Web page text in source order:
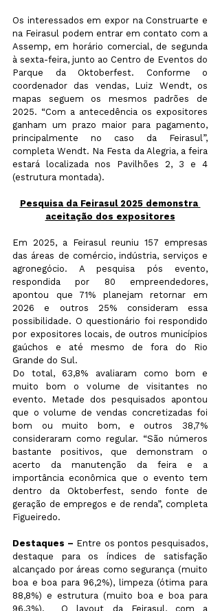
Os interessados em expor na Construarte e
na Feirasul podem entrar em contato com a
Assemp, em horário comercial, de segunda
à sexta-feira, junto ao Centro de Eventos do
Parque da Oktoberfest. Conforme o
coordenador das vendas, Luiz Wendt, os
mapas seguem os mesmos padrões de
2025. “Com a antecedência os expositores
ganham um prazo maior para pagamento,
principalmente no caso da Feirasul”,
completa Wendt. Na Festa da Alegria, a feira
estará localizada nos Pavilhões 2, 3 e 4
(estrutura montada).
Pesquisa da Feirasul 2025 demonstra
aceitação dos expositores
Em 2025, a Feirasul reuniu 157 empresas
das áreas de comércio, indústria, serviços e
agronegócio. A pesquisa pós evento,
respondida por 80 empreendedores,
apontou que 71% planejam retornar em
2026 e outros 25% consideram essa
possibilidade. O questionário foi respondido
por expositores locais, de outros municípios
gaúchos e até mesmo de fora do Rio
Grande do Sul.
Do total, 63,8% avaliaram como bom e
muito bom o volume de visitantes no
evento. Metade dos pesquisados apontou
que o volume de vendas concretizadas foi
bom ou muito bom, e outros 38,7%
consideraram como regular. “São números
bastante positivos, que demonstram o
acerto da manutenção da feira e a
importância econômica que o evento tem
dentro da Oktoberfest, sendo fonte de
geração de empregos e de renda”, completa
Figueiredo.
Destaques – Entre os pontos pesquisados,
destaque para os índices de satisfação
alcançado por áreas como segurança (muito
boa e boa para 96,2%), limpeza (ótima para
88,8%) e estrutura (muito boa e boa para
96,3%).  O layout da Feirasul, com a